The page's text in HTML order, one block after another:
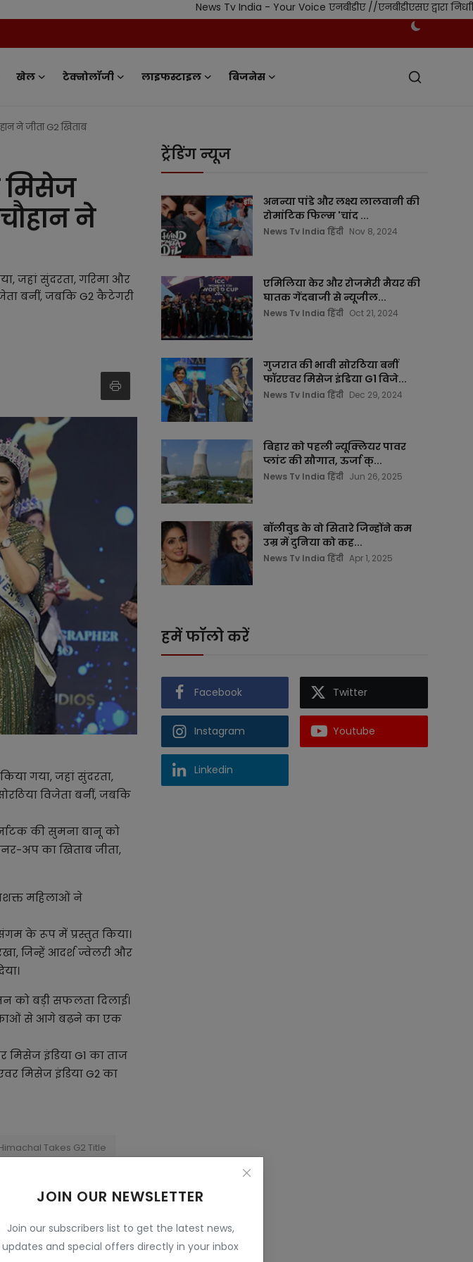
News Tv India - Your Voice एनबीडीए //एनबीडीएसए द्वारा निर्धारित
खेल टेक्नोलॉजी लाइफस्टाइल बिजनेस
JOIN OUR NEWSLETTER
Join our subscribers list to get the latest news,
updates and special offers directly in your inbox
ने जीता G2 खिताब
मिसेज
ने
जहां सुंदरता, गरिमा और
बनीं, जबकि G2 कैटेगरी
गया, जहां सुंदरता,
विजेता बनीं, जबकि
की सुमना बानू को
अप का खिताब जीता,
महिलाओं ने
के रूप में प्रस्तुत किया।
जिन्हें आदर्श ज्वेलरी और
को बड़ी सफलता दिलाई।
से आगे बढ़ने का एक
इंडिया G1 का ताज
मिसेज इंडिया G2 का
Takes G2 Title
ट्रेंडिंग न्यूज
अनन्या पांडे और लक्ष्य लालवानी की
रोमांटिक फिल्म 'चांद ...
News Tv India हिंदी Nov 8, 2024
एमिलिया केर और रोजमेरी मैयर की
घातक गेंदबाजी से न्यूजील...
News Tv India हिंदी Oct 21, 2024
गुजरात की भावी सोरठिया बनीं
फॉरएवर मिसेज इंडिया G1 विजे...
News Tv India हिंदी Dec 29, 2024
बिहार को पहली न्यूक्लियर पावर
प्लांट की सौगात, ऊर्जा क्...
News Tv India हिंदी Jun 26, 2025
बॉलीवुड के वो सितारे जिन्होंने कम
उम्र में दुनिया को कह...
News Tv India हिंदी Apr 1, 2025
हमें फॉलो करें
Facebook Twitter
Instagram Youtube
Linkedin